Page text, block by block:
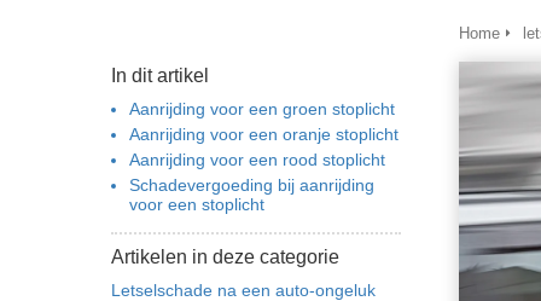
In dit artikel
Aanrijding voor een groen stoplicht
Aanrijding voor een oranje stoplicht
Aanrijding voor een rood stoplicht
Schadevergoeding bij aanrijding
voor een stoplicht
Artikelen in deze categorie
Letselschade na een auto-ongeluk
Home